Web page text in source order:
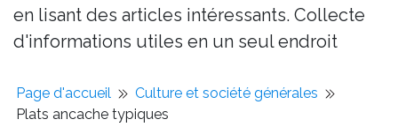
en lisant des articles intéressants. Collecte
d'informations utiles en un seul endroit
Page d'accueil
Culture et société générales
Plats ancache typiques